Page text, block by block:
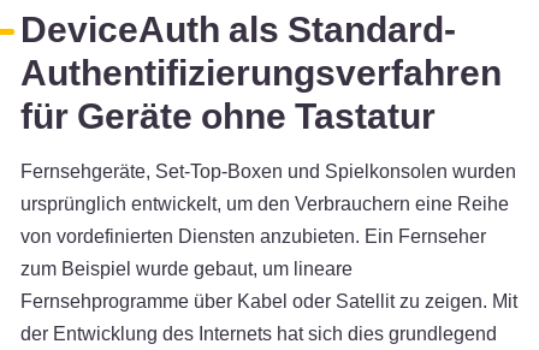
DeviceAuth als Standard-
Authentifizierungsverfahren
für Geräte ohne Tastatur
Fernsehgeräte, Set-Top-Boxen und Spielkonsolen wurden
ursprünglich entwickelt, um den Verbrauchern eine Reihe
von vordefinierten Diensten anzubieten. Ein Fernseher
zum Beispiel wurde gebaut, um lineare
Fernsehprogramme über Kabel oder Satellit zu zeigen. Mit
der Entwicklung des Internets hat sich dies grundlegend